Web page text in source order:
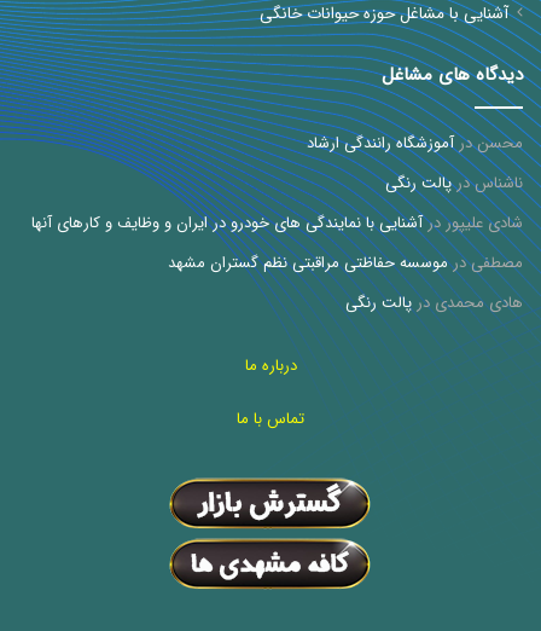
آشنایی با مشاغل حوزه حیوانات خانگی
دیدگاه های مشاغل
محسندرآموزشگاه رانندگی ارشاد
ناشناسدرپالت رنگی
شادی علیپوردرآشنایی با نمایندگی های خودرو در ایران و وظایف و کارهای آنها
مصطفیدرموسسه حفاظتی مراقبتی نظم گستران مشهد
هادی محمدیدر پالت رنگی
درباره ما
تماس با ما